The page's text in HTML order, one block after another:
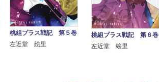
桃組プラス戦記 第５巻
左近堂 絵里
桃組プラス戦記 第６巻
左近堂 絵里